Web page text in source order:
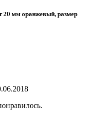
20 мм оранжевый, размер